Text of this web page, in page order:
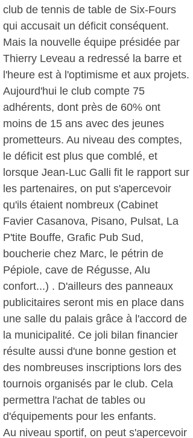
club de tennis de table de Six-Fours
qui accusait un déficit conséquent.
Mais la nouvelle équipe présidée par
Thierry Leveau a redressé la barre et
l'heure est à l'optimisme et aux projets.
Aujourd'hui le club compte 75
adhérents, dont près de 60% ont
moins de 15 ans avec des jeunes
prometteurs. Au niveau des comptes,
le déficit est plus que comblé, et
lorsque Jean-Luc Galli fit le rapport sur
les partenaires, on put s'apercevoir
qu'ils étaient nombreux (Cabinet
Favier Casanova, Pisano, Pulsat, La
P'tite Bouffe, Grafic Pub Sud,
boucherie chez Marc, le pétrin de
Pépiole, cave de Régusse, Alu
confort...) . D'ailleurs des panneaux
publicitaires seront mis en place dans
une salle du palais grâce à l'accord de
la municipalité. Ce joli bilan financier
résulte aussi d'une bonne gestion et
des nombreuses inscriptions lors des
tournois organisés par le club. Cela
permettra l'achat de tables ou
d'équipements pour les enfants.
Au niveau sportif, on peut s'apercevoir